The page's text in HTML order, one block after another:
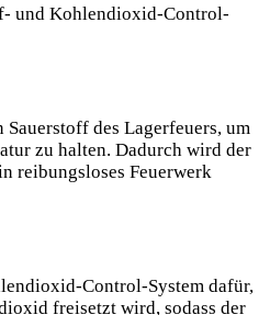
und Kohlendioxid-Control-
Sauerstoff des Lagerfeuers, um
zu halten. Dadurch wird der
reibungsloses Feuerwerk
Control-System dafür,
freisetzt wird, sodass der